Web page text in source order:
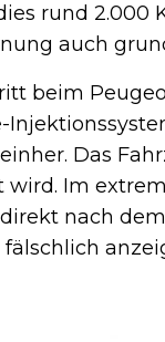
rund 2.000
auch
beim
Das
Im
nach